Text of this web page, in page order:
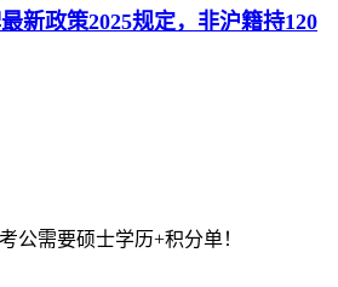
新政策2025规定，非沪籍持120
公需要硕士学历+积分单！